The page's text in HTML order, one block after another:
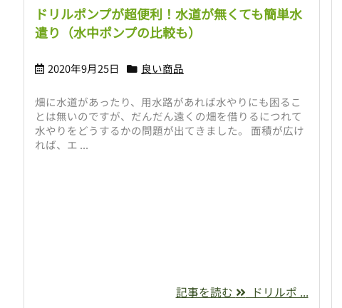
ドリルポンプが超便利！水道が無くても簡単水
遣り（水中ポンプの比較も）
2020年9月25日 良い商品
畑に水道があったり、用水路があれば水やりにも困るこ
とは無いのですが、だんだん遠くの畑を借りるにつれて
水やりをどうするかの問題が出てきました。 面積が広け
れば、エ ...
記事を読む ドリルポ ...